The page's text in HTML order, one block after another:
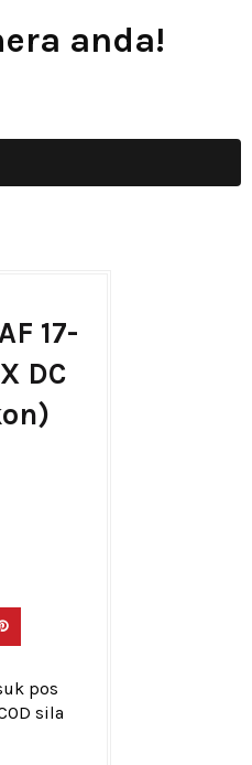
anda!
17-
DC
pos
sila